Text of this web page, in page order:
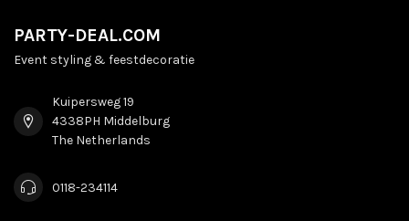
PARTY-DEAL.COM
Event styling & feestdecoratie
Kuipersweg 19
4338PH Middelburg
The Netherlands
0118-234114